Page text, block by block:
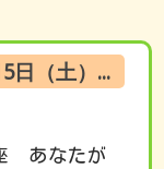
家族会だより No.72 9月5日（土） オンライン試聴のお知らせ
あなたが